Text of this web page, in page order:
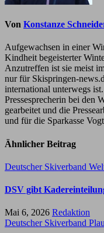
Von Konstanze
Aufgewachsen in einer
Kindheit begeisterter
Anzutreffen ist sie meist
nur für Skispringen-
international unterwegs
Pressesprecherin bei den
gearbeitet und die
und für die Sparkasse
Ähnlicher Beitrag
Deutscher Skiverband
DSV gibt
Mai 6, 2026 Redaktion
Deutscher Skiverband